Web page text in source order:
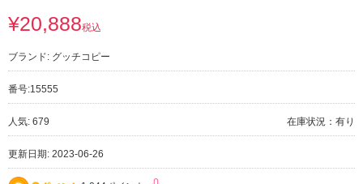
¥20,888税込
ブランド: グッチコピー
番号:15555
人気: 679 在庫状況：有り
更新日期: 2023-06-26